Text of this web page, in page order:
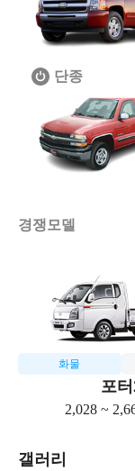
단종
경쟁모델
화물
포
2,028 ~
갤러리